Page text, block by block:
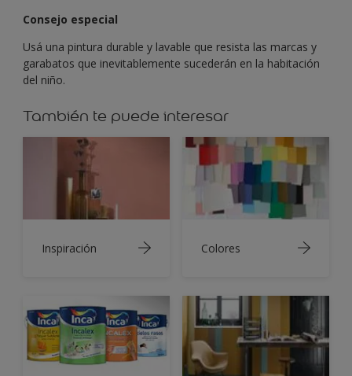
Consejo especial
Usá una pintura durable y lavable que resista las marcas y
garabatos que inevitablemente sucederán en la habitación
del niño.
También te puede interesar
Inspiración Colores